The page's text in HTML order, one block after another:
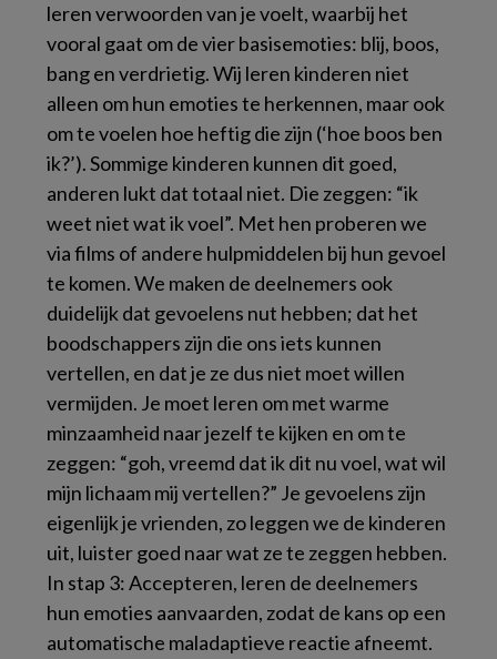
leren verwoorden van je voelt, waarbij het
vooral gaat om de vier basisemoties: blij, boos,
bang en verdrietig. Wij leren kinderen niet
alleen om hun emoties te herkennen, maar ook
om te voelen hoe heftig die zijn (‘hoe boos ben
ik?’). Sommige kinderen kunnen dit goed,
anderen lukt dat totaal niet. Die zeggen: “ik
weet niet wat ik voel”. Met hen proberen we
via films of andere hulpmiddelen bij hun gevoel
te komen. We maken de deelnemers ook
duidelijk dat gevoelens nut hebben; dat het
boodschappers zijn die ons iets kunnen
vertellen, en dat je ze dus niet moet willen
vermijden. Je moet leren om met warme
minzaamheid naar jezelf te kijken en om te
zeggen: “goh, vreemd dat ik dit nu voel, wat wil
mijn lichaam mij vertellen?” Je gevoelens zijn
eigenlijk je vrienden, zo leggen we de kinderen
uit, luister goed naar wat ze te zeggen hebben.
In stap 3: Accepteren, leren de deelnemers
hun emoties aanvaarden, zodat de kans op een
automatische maladaptieve reactie afneemt.